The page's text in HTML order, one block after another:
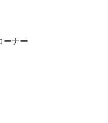
ーナー